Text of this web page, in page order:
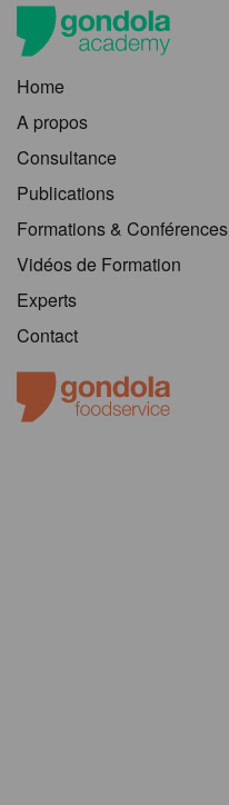
Home
A propos
Consultance
Publications
Formations & Conférences
Vidéos de Formation
Experts
Contact